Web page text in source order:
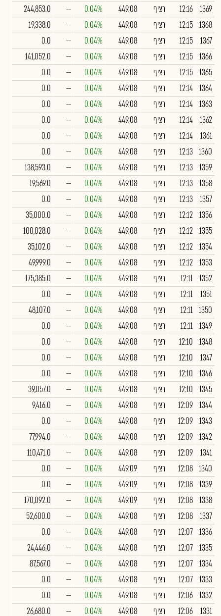
1369
12:16 רציף 449.08
0.04%
--
244,853.0
1368
12:15 רציף 449.08
0.04%
--
19,338.0
1367
12:15 רציף 449.08
0.04%
--
0.0
1366
12:15 רציף 449.08
0.04%
--
141,052.0
1365
12:15 רציף 449.08
0.04%
--
0.0
1364
12:14 רציף 449.08
0.04%
--
0.0
1363
12:14 רציף 449.08
0.04%
--
0.0
1362
12:14 רציף 449.08
0.04%
--
0.0
1361
12:14 רציף 449.08
0.04%
--
0.0
1360
12:13 רציף 449.08
0.04%
--
0.0
1359
12:13 רציף 449.08
0.04%
--
138,593.0
1358
12:13 רציף 449.08
0.04%
--
19,569.0
1357
12:13 רציף 449.08
0.04%
--
0.0
1356
12:12 רציף 449.08
0.04%
--
35,000.0
1355
12:12 רציף 449.08
0.04%
--
100,028.0
1354
12:12 רציף 449.08
0.04%
--
35,102.0
1353
12:12 רציף 449.08
0.04%
--
49,999.0
1352
12:11 רציף 449.08
0.04%
--
175,385.0
1351
12:11 רציף 449.08
0.04%
--
0.0
1350
12:11 רציף 449.08
0.04%
--
48,107.0
1349
12:11 רציף 449.08
0.04%
--
0.0
1348
12:10 רציף 449.08
0.04%
--
0.0
1347
12:10 רציף 449.08
0.04%
--
0.0
1346
12:10 רציף 449.08
0.04%
--
0.0
1345
12:10 רציף 449.08
0.04%
--
39,057.0
1344
12:09 רציף 449.08
0.04%
--
9,416.0
1343
12:09 רציף 449.08
0.04%
--
0.0
1342
12:09 רציף 449.08
0.04%
--
77,994.0
1341
12:09 רציף 449.08
0.04%
--
110,471.0
1340
12:08 רציף 449.09
0.04%
--
0.0
1339
12:08 רציף 449.09
0.04%
--
0.0
1338
12:08 רציף 449.09
0.04%
--
170,092.0
1337
12:08 רציף 449.08
0.04%
--
52,600.0
1336
12:07 רציף 449.08
0.04%
--
0.0
1335
12:07 רציף 449.08
0.04%
--
24,446.0
1334
12:07 רציף 449.08
0.04%
--
87,567.0
1333
12:07 רציף 449.08
0.04%
--
0.0
1332
12:06 רציף 449.08
0.04%
--
0.0
1331
12:06 רציף 449.08
0.04%
--
26,680.0